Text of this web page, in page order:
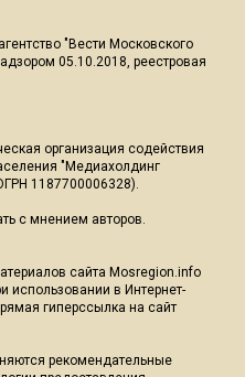
"Вести Московского
05.10.2018, реестровая
организация содействия
"Медиахолдинг
1187700006328).
с мнением авторов.
сайта Mosregion.info
использовании в Интернет-
гиперссылка на сайт
рекомендательные